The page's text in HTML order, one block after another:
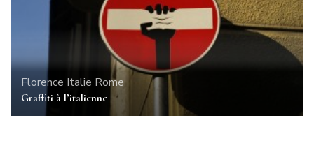
Florence Italie Rome
Graffiti à l’italienne